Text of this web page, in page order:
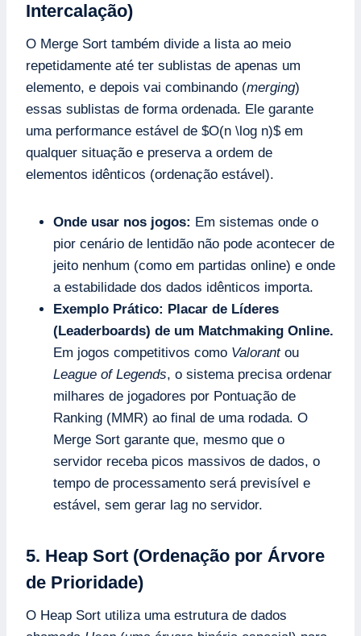
Intercalação)
O Merge Sort também divide a lista ao meio
repetidamente até ter sublistas de apenas um
elemento, e depois vai combinando (merging)
essas sublistas de forma ordenada. Ele garante
uma performance estável de $O(n \log n)$ em
qualquer situação e preserva a ordem de
elementos idênticos (ordenação estável).
Onde usar nos jogos: Em sistemas onde o
pior cenário de lentidão não pode acontecer de
jeito nenhum (como em partidas online) e onde
a estabilidade dos dados idênticos importa.
Exemplo Prático: Placar de Líderes
(Leaderboards) de um Matchmaking Online.
Em jogos competitivos como Valorantou
League of Legends, o sistema precisa ordenar
milhares de jogadores por Pontuação de
Ranking (MMR) ao final de uma rodada. O
Merge Sort garante que, mesmo que o
servidor receba picos massivos de dados, o
tempo de processamento será previsível e
estável, sem gerar lag no servidor.
5. Heap Sort (Ordenação por Árvore
de Prioridade)
O Heap Sort utiliza uma estrutura de dados